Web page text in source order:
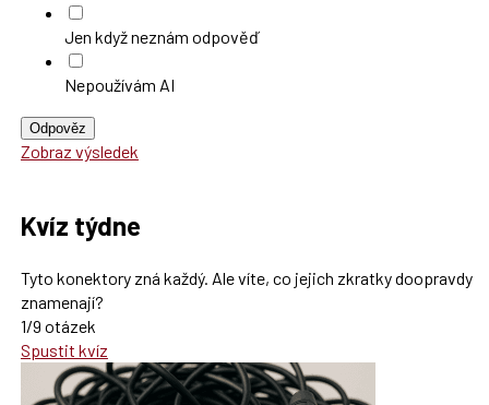
Jen když neznám odpověď
Nepoužívám AI
Odpověz
Zobraz výsledek
Kvíz týdne
Tyto konektory zná každý. Ale víte, co jejich zkratky doopravdy
znamenají?
1/9 otázek
Spustit kvíz